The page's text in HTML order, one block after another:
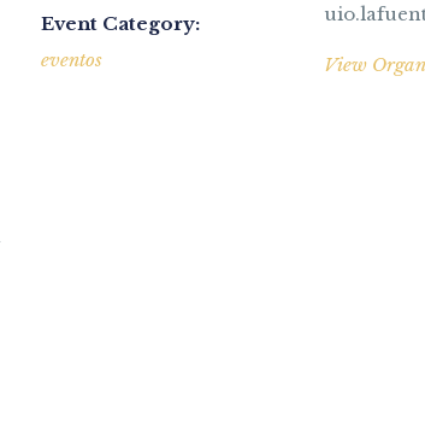
Event Category:
eventos
View